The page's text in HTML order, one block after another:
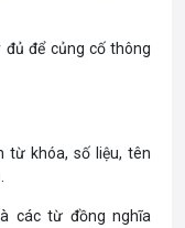
để củng cố thông
từ khóa, số liệu, tên
các từ đồng nghĩa